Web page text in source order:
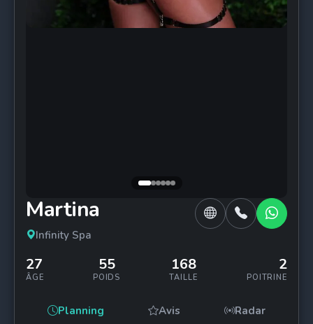
Martina
Infinity Spa
27
ÂGE
55
POIDS
168
TAILLE
2
POITRINE
Planning Avis Radar